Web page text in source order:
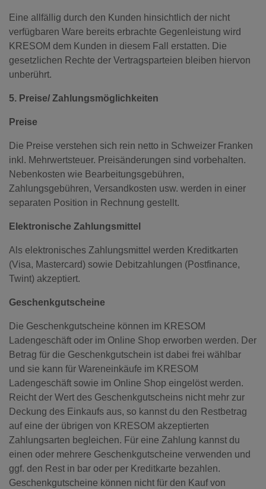
Eine allfällig durch den Kunden hinsichtlich der nicht
verfügbaren Ware bereits erbrachte Gegenleistung wird
KRESOM dem Kunden in diesem Fall erstatten. Die
gesetzlichen Rechte der Vertragsparteien bleiben hiervon
unberührt.
5. Preise/ Zahlungsmöglichkeiten
Preise
Die Preise verstehen sich rein netto in Schweizer Franken
inkl. Mehrwertsteuer. Preisänderungen sind vorbehalten.
Nebenkosten wie Bearbeitungsgebühren,
Zahlungsgebühren, Versandkosten usw. werden in einer
separaten Position in Rechnung gestellt.
Elektronische Zahlungsmittel
Als elektronisches Zahlungsmittel werden Kreditkarten
(Visa, Mastercard) sowie Debitzahlungen (Postfinance,
Twint) akzeptiert.
Geschenkgutscheine
Die Geschenkgutscheine können im KRESOM
Ladengeschäft oder im Online Shop erworben werden. Der
Betrag für die Geschenkgutschein ist dabei frei wählbar
und sie kann für Wareneinkäufe im KRESOM
Ladengeschäft sowie im Online Shop eingelöst werden.
Reicht der Wert des Geschenkgutscheins nicht mehr zur
Deckung des Einkaufs aus, so kannst du den Restbetrag
auf eine der übrigen von KRESOM akzeptierten
Zahlungsarten begleichen. Für eine Zahlung kannst du
einen oder mehrere Geschenkgutscheine verwenden und
ggf. den Rest in bar oder per Kreditkarte bezahlen.
Geschenkgutscheine können nicht für den Kauf von